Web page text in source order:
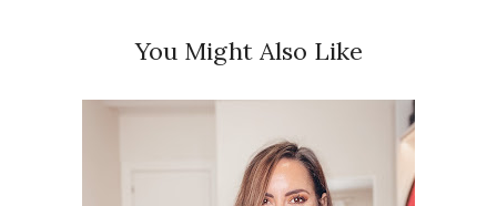
You Might Also Like